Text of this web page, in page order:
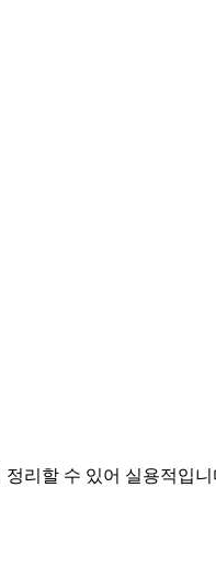
리할 수 있어 실용적입